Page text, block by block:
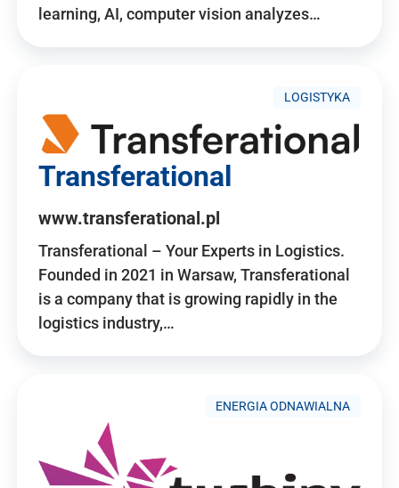
learning, AI, computer vision analyzes…
LOGISTYKA
Transferational
www.transferational.pl
Transferational – Your Experts in Logistics.
Founded in 2021 in Warsaw, Transferational
is a company that is growing rapidly in the
logistics industry,…
ENERGIA ODNAWIALNA